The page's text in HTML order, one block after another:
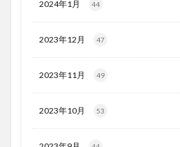
2024年1月 44
2023年12月 47
2023年11月 49
2023年10月 53